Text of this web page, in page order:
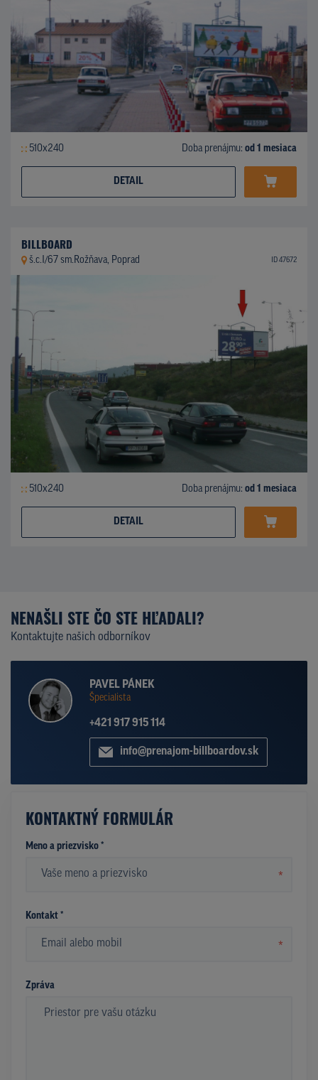
510x240 Doba prenájmu: od 1 mesiaca
DETAIL
BILLBOARD
š.c.I/67 sm.Rožňava, Poprad ID 47672
510x240 Doba prenájmu: od 1 mesiaca
DETAIL
NENAŠLI STE ČO STE HĽADALI?
Kontaktujte našich odborníkov
PAVEL PÁNEK
Špecialista
+421 917 915 114
info@prenajom-billboardov.sk
KONTAKTNÝ FORMULÁR
Meno a priezvisko *
*
Kontakt *
*
Zpráva